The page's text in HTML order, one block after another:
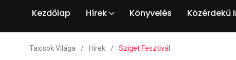
Kezdőlap Hírek Könyvelés Közérdekű
Taxisok Világa / Hírek / Sziget Fesztivál